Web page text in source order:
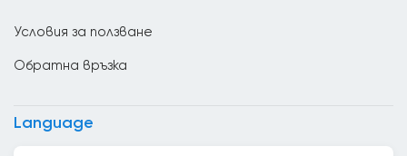
Гватемала
Германия
Условия за ползване
Обратна връзка
Language